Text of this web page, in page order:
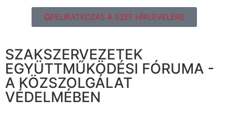
FELIRATKOZÁS A SZEF HÍRLEVELÉRE
SZAKSZERVEZETEK
EGYÜTTMŰKÖDÉSI FÓRUMA -
A KÖZSZOLGÁLAT
VÉDELMÉBEN